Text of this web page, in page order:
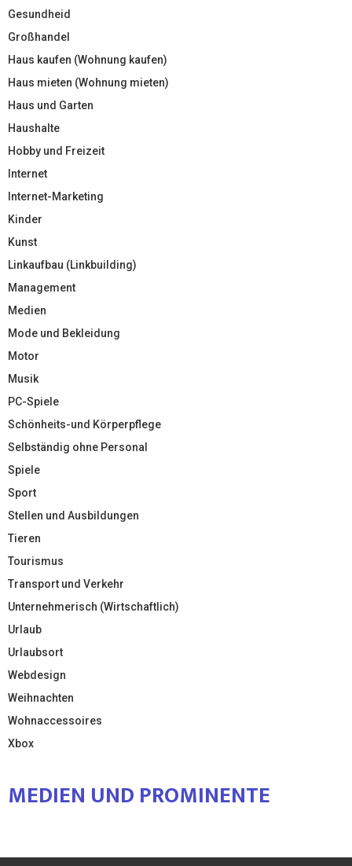
Gesundheid
Großhandel
Haus kaufen (Wohnung kaufen)
Haus mieten (Wohnung mieten)
Haus und Garten
Haushalte
Hobby und Freizeit
Internet
Internet-Marketing
Kinder
Kunst
Linkaufbau (Linkbuilding)
Management
Medien
Mode und Bekleidung
Motor
Musik
PC-Spiele
Schönheits-und Körperpflege
Selbständig ohne Personal
Spiele
Sport
Stellen und Ausbildungen
Tieren
Tourismus
Transport und Verkehr
Unternehmerisch (Wirtschaftlich)
Urlaub
Urlaubsort
Webdesign
Weihnachten
Wohnaccessoires
Xbox
MEDIEN UND PROMINENTE